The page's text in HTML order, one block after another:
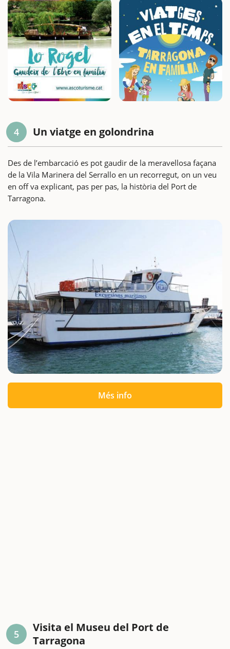
4 Un viatge en golondrina
Des de l’embarcació es pot gaudir de la meravellosa façana
de la Vila Marinera del Serrallo en un recorregut, on un veu
en off va explicant, pas per pas, la història del Port de
Tarragona.
Més info
5
Visita el Museu del Port de
Tarragona